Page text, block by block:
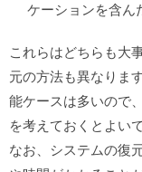
ケーションを含ん
これらはどちらも大
元の方法も異なりま
能ケースは多いので
を考えておくとよい
なお、システムの復